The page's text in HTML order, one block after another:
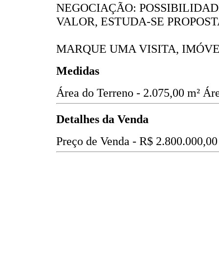
NEGOCIAÇÃO:
VALOR, ESTUDA-SE
MARQUE UMA VISITA,
Medidas
Área do Terreno - 2.075,00 m²
Detalhes da Venda
Preço de Venda - R$ 2.800.000,00